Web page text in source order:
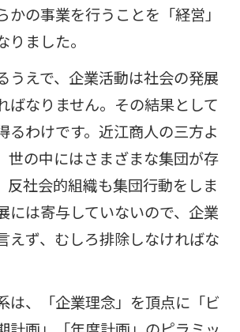
かの事業を行うことを「経営」
りました。
うえで、企業活動は社会の発展
ばなりません。その結果として
るわけです。近江商人の三方よ
世の中にはさまざまな集団が存
反社会的組織も集団行動をしま
には寄与していないので、企業
えず、むしろ排除しなければな
は、「企業理念」を頂点に「ビ